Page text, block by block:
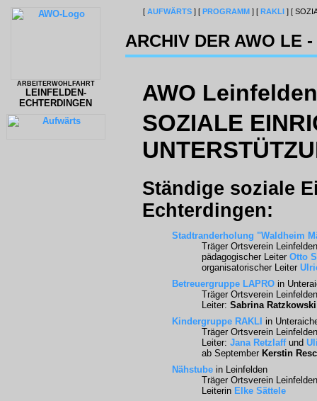
[ AUFWÄRTS ] [ PROGRAMM ] [ RAKLI ] [
ARCHIV DER AWO LE -
ARBEITERWOHLFAHRT
LEINFELDEN-
ECHTERDINGEN
AWO
SOZIALE
Ständige soziale
Echterdingen:
Stadtranderholung "Waldheim
Träger Ortsverein
pädagogischer Leiter Otto
organisatorischer Leiter
Betreuergruppe LAPRO in
Träger Ortsverein
Leiter: Sabrina Ratzkowski
Kindergruppe RAKLI in
Träger Ortsverein
Leiter: Jana Retzlaffund
ab September Kerstin
Nähstube in Leinfelden
Träger Ortsverein
Leiterin Elke Sättele